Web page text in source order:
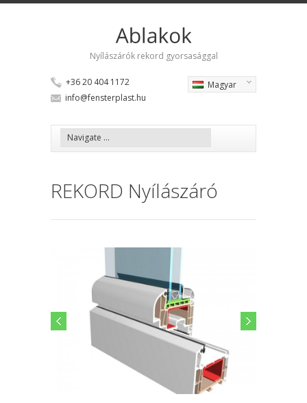
Nyílászárók rekord gyorsasággal
Magyar
+36 20 404 1172
info@fensterplast.hu
REKORD Nyílászáró